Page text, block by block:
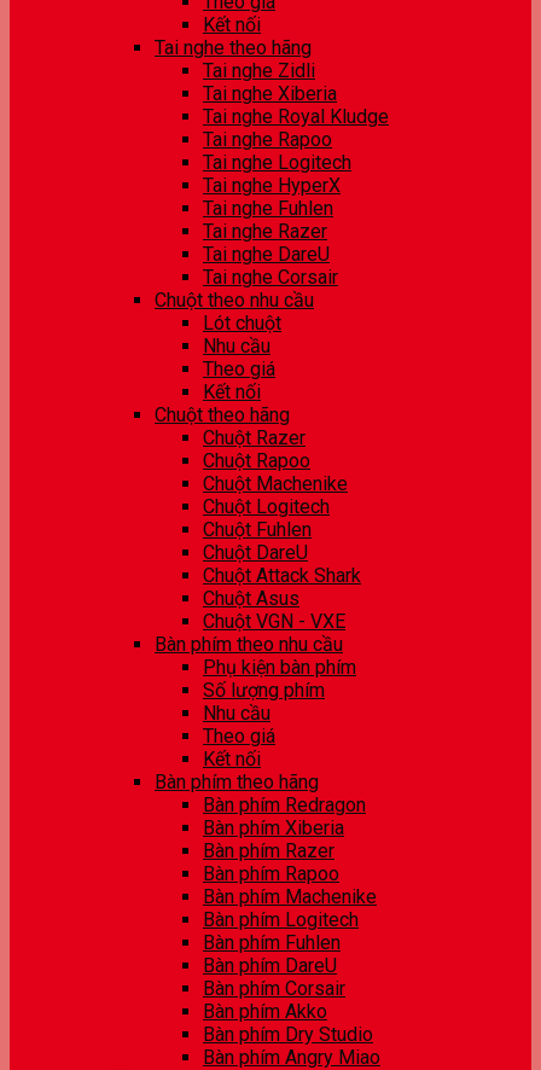
Kết nối
Tai nghe theo hãng
Tai nghe Zidli
Tai nghe Xiberia
Tai nghe Royal Kludge
Tai nghe Rapoo
Tai nghe Logitech
Tai nghe HyperX
Tai nghe Fuhlen
Tai nghe Razer
Tai nghe DareU
Tai nghe Corsair
Chuột theo nhu cầu
Lót chuột
Nhu cầu
Theo giá
Kết nối
Chuột theo hãng
Chuột Razer
Chuột Rapoo
Chuột Machenike
Chuột Logitech
Chuột Fuhlen
Chuột DareU
Chuột Attack Shark
Chuột Asus
Chuột VGN - VXE
Bàn phím theo nhu cầu
Phụ kiện bàn phím
Số lượng phím
Nhu cầu
Theo giá
Kết nối
Bàn phím theo hãng
Bàn phím Redragon
Bàn phím Xiberia
Bàn phím Razer
Bàn phím Rapoo
Bàn phím Machenike
Bàn phím Logitech
Bàn phím Fuhlen
Bàn phím DareU
Bàn phím Corsair
Bàn phím Akko
Bàn phím Dry Studio
Bàn phím Angry Miao